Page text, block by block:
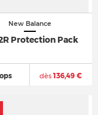
New Balance
Protection Pack
dès136,49 €